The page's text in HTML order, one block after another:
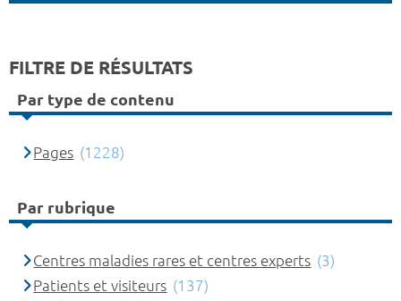
FILTRE DE RÉSULTATS
Par type de contenu
Pages (1228)
Par rubrique
Centres maladies rares et centres experts (3)
Patients et visiteurs (137)